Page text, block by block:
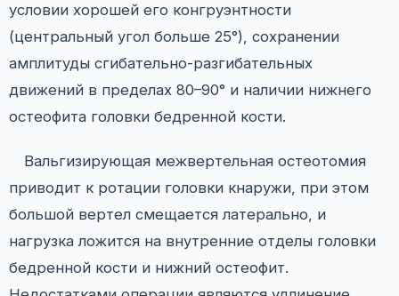
условии хорошей его конгруэнтности
(центральный угол больше 25°), сохранении
амплитуды сгибательно-разгибательных
движений в пределах 80–90° и наличии нижнего
остеофита головки бедренной кости.
Вальгизирующая межвертельная остеотомия
приводит к ротации головки кнаружи, при этом
большой вертел смещается латерально, и
нагрузка ложится на внутренние отделы головки
бедренной кости и нижний остеофит.